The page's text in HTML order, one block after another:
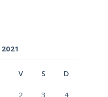
2021
V S D
2 3 4